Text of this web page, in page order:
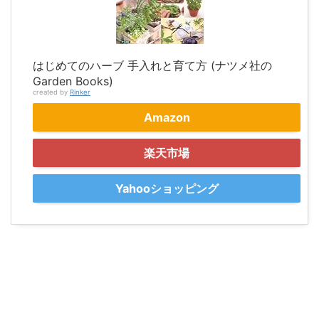
はじめてのハーブ 手入れと育て方 (ナツメ社の
Garden Books)
created by Rinker
Amazon
楽天市場
Yahooショッピング